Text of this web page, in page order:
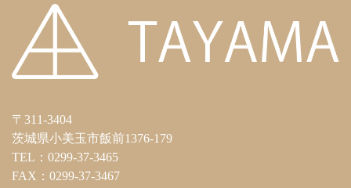
〒311-3404
茨城県小美玉市飯前1376-179
TEL：0299-37-3465
FAX：0299-37-3467